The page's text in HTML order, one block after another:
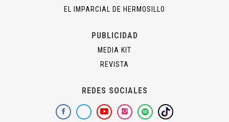
EL IMPARCIAL DE HERMOSILLO
PUBLICIDAD
MEDIA KIT
REVISTA
REDES SOCIALES